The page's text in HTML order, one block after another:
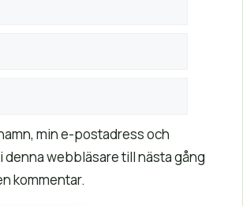
min e-postadress och
webbläsare till nästa gång
kommentar.